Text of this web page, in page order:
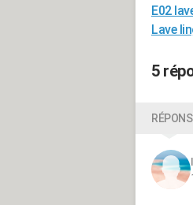
E02
Lave
5